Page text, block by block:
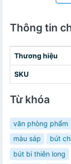
Thông tin
Thương hiệu
SKU
Từ khóa
văn phòng phẩm
màu sáp
bút
bút bi thiên long